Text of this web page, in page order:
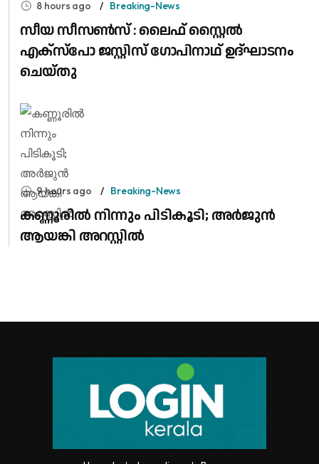
8 hours ago Breaking-News
സീയ സീസൺസ് : ലൈഫ് സ്റ്റൈൽ
എക്സ്പോ ജസ്റ്റിസ് ഗോപിനാഥ് ഉദ്‌ഘാടനം
ചെയ്തു
9 hours ago Breaking-News
കണ്ണൂരിൽ നിന്നും പിടികൂടി; അർജുൻ
ആയങ്കി അറസ്റ്റിൽ